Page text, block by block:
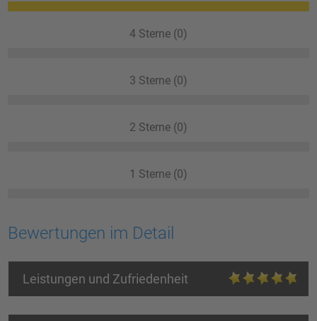
4 Sterne (0)
3 Sterne (0)
2 Sterne (0)
1 Sterne (0)
Bewertungen im Detail
Leistungen und Zufriedenheit